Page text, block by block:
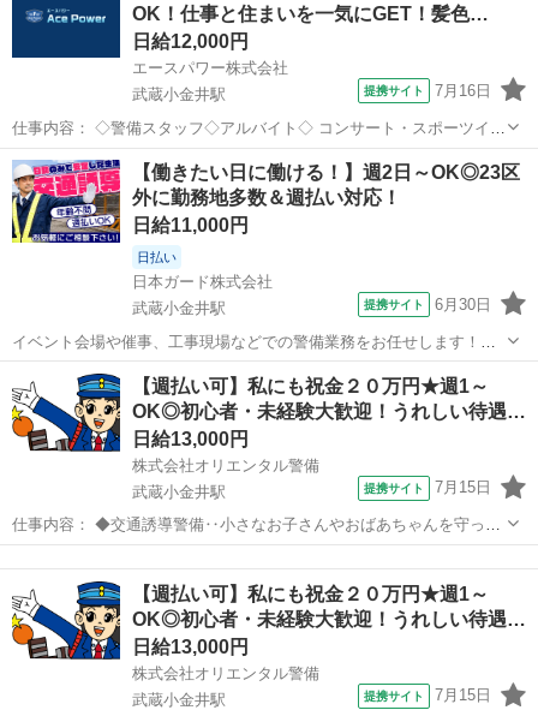
用中！ 難しいスキルは不要...
OK！仕事と住まいを一気にGET！髪色…
日給12,000円
エースパワー株式会社
武蔵小金井駅
提携サイト 7月16日
仕事内容： ◇警備スタッフ◇アルバイト◇ コンサート・スポーツイベ
ント・展示会などのイベントや、 工事現場周辺で警備・交通誘導をし
ていただきます。 経験者の方はもちろん、未経験者の方も積極的に採
用中！ 難しいスキルは不要...
東京 小金井市 武蔵小金井駅 警備員
【働きたい日に働ける！】週2日～OK◎23区
外に勤務地多数＆週払い対応！
日給11,000円
日払い
日本ガード株式会社
武蔵小金井駅
提携サイト 6月30日
イベント会場や催事、工事現場などでの警備業務をお任せします！
【主な業務内容】 ・交通誘導 ・雑踏警備 ・巡回・監視業務 ・緊急時
の対応 など 人や車が安全に通行できるよう誘導したり、混雑時のご案
内や見回りを行うお仕事で...
小金井市 武蔵小金井駅 警備員
【週払い可】私にも祝金２０万円★週1～
OK◎初心者・未経験大歓迎！うれしい待遇…
日給13,000円
株式会社オリエンタル警備
武蔵小金井駅
提携サイト 7月15日
仕事内容： ◆交通誘導警備‥小さなお子さんやおばあちゃんを守った
り、車両の誘導etc… ◆イベント警備‥サッカーのJリーグや花火大
会。アイドルの握手会やロックコンサート。 来場者、選手、有名人
の安全を守る重要な警備です。 ...【週払い可】私にも祝金２０万円★週1～
OK◎初心者・未経験大歓迎！うれしい待遇…
日給13,000円
株式会社オリエンタル警備
武蔵小金井駅
提携サイト 7月15日